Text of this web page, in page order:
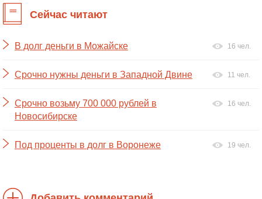
Сейчас читают
В долг деньги в Можайске 16 чел.
Срочно нужны деньги в Западной Двине 11 чел.
Срочно возьму 700 000 рублей в
Новосибирске
16 чел.
Под проценты в долг в Воронеже 19 чел.